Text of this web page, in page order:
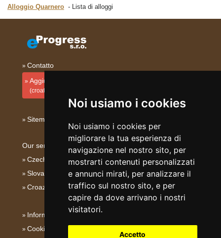
Noi usiamo i cookies
Noi usiamo i cookies per
migliorare la tua esperienza di
navigazione nel nostro sito, per
mostrarti contenuti personalizzati
e annunci mirati, per analizzare il
traffico sul nostro sito, e per
capire da dove arrivano i nostri
visitatori.
Accetto
Alloggio Quarnero
Lista di alloggi
Contatto
Aggiungi la tua sistemazione
(croato)
Sitemap
Our servers:
Czech mountains
Slovakian mountains
Croazia - Adriatico
Informativa su privacy
Cookies